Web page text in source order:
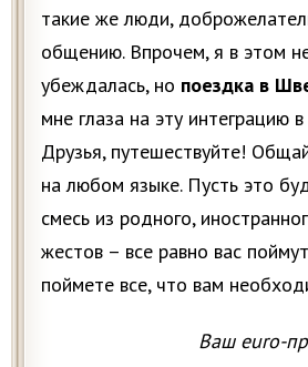
такие же люди,
общению. Впрочем, я в этом
убеждалась, но поездка в
мне глаза на эту интеграцию
Друзья, путешествуйте!
на любом языке. Пусть это
смесь из родного,
жестов – все равно вас
поймете все, что вам
Ваш euro-